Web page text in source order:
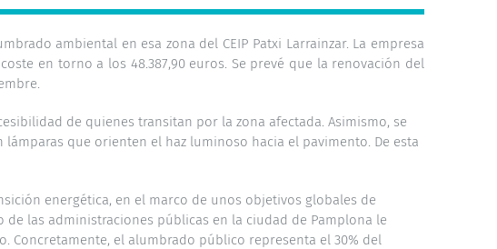
ambiental en esa zona del CEIP Patxi Larrainzar. La empresa
en torno a los 48.387,90 euros. Se prevé que la renovación del
de quienes transitan por la zona afectada. Asimismo, se
que orienten el haz luminoso hacia el pavimento. De esta
energética, en el marco de unos objetivos globales de
las administraciones públicas en la ciudad de Pamplona le
Concretamente, el alumbrado público representa el 30% del